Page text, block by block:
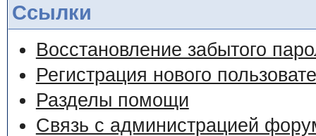
Ссылки
Восстановление забытого
Регистрация нового
Разделы помощи
Связь с администрацией